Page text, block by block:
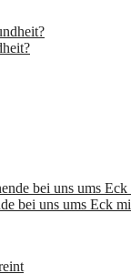
bei uns ums Eck